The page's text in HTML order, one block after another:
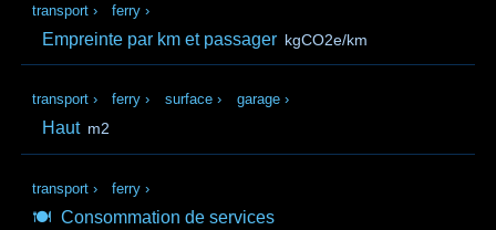
transport › ferry ›
Empreinte par km et passager kgCO2e/km
transport › ferry › surface › garage ›
Haut m2
transport › ferry ›
🍽️ Consommation de services